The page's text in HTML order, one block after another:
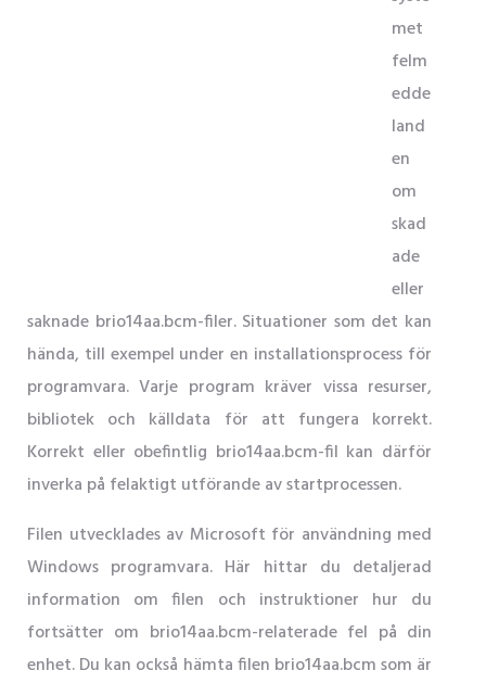
met
felm
edde
land
en
om
skad
ade
eller
saknade brio14aa.bcm-filer. Situationer som det kan
hända, till exempel under en installationsprocess för
programvara. Varje program kräver vissa resurser,
bibliotek och källdata för att fungera korrekt.
Korrekt eller obefintlig brio14aa.bcm-fil kan därför
inverka på felaktigt utförande av startprocessen.
Filen utvecklades av Microsoft för användning med
Windows programvara. Här hittar du detaljerad
information om filen och instruktioner hur du
fortsätter om brio14aa.bcm-relaterade fel på din
enhet. Du kan också hämta filen brio14aa.bcm som är